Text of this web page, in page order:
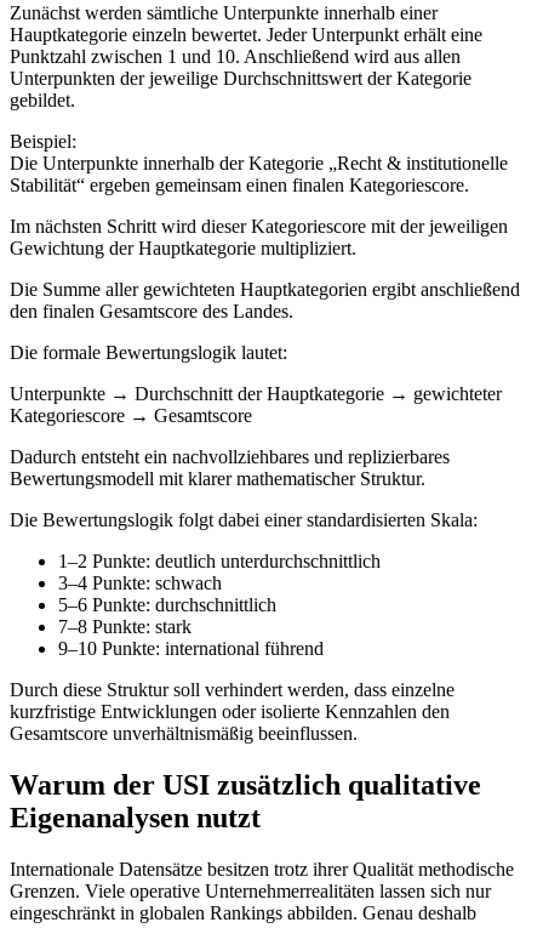
Zunächst werden sämtliche Unterpunkte innerhalb einer
Hauptkategorie einzeln bewertet. Jeder Unterpunkt erhält eine
Punktzahl zwischen 1 und 10. Anschließend wird aus allen
Unterpunkten der jeweilige Durchschnittswert der Kategorie
gebildet.
Beispiel:
Die Unterpunkte innerhalb der Kategorie „Recht & institutionelle
Stabilität“ ergeben gemeinsam einen finalen Kategoriescore.
Im nächsten Schritt wird dieser Kategoriescore mit der jeweiligen
Gewichtung der Hauptkategorie multipliziert.
Die Summe aller gewichteten Hauptkategorien ergibt anschließend
den finalen Gesamtscore des Landes.
Die formale Bewertungslogik lautet:
Unterpunkte → Durchschnitt der Hauptkategorie → gewichteter
Kategoriescore → Gesamtscore
Dadurch entsteht ein nachvollziehbares und replizierbares
Bewertungsmodell mit klarer mathematischer Struktur.
Die Bewertungslogik folgt dabei einer standardisierten Skala:
1–2 Punkte: deutlich unterdurchschnittlich
3–4 Punkte: schwach
5–6 Punkte: durchschnittlich
7–8 Punkte: stark
9–10 Punkte: international führend
Durch diese Struktur soll verhindert werden, dass einzelne
kurzfristige Entwicklungen oder isolierte Kennzahlen den
Gesamtscore unverhältnismäßig beeinflussen.
Warum der USI zusätzlich qualitative
Eigenanalysen nutzt
Internationale Datensätze besitzen trotz ihrer Qualität methodische
Grenzen. Viele operative Unternehmerrealitäten lassen sich nur
eingeschränkt in globalen Rankings abbilden. Genau deshalb